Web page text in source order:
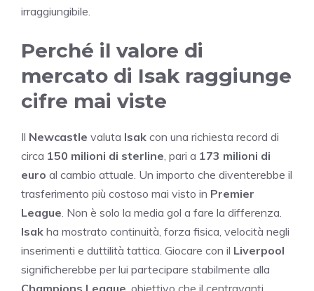
irraggiungibile.
Perché il valore di
mercato di Isak raggiunge
cifre mai viste
Il Newcastle valuta Isak con una richiesta record di
circa 150 milioni di sterline , pari a 173 milioni di
euro al cambio attuale. Un importo che diventerebbe il
trasferimento più costoso mai visto in Premier
League . Non è solo la media gol a fare la differenza.
Isak ha mostrato continuità, forza fisica, velocità negli
inserimenti e duttilità tattica. Giocare con il Liverpool
significherebbe per lui partecipare stabilmente alla
Champions League , obiettivo che il centravanti